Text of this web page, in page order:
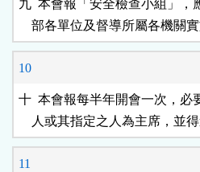
九  本會報「安全檢查小組」，
部各單位及督導所屬各機關
10
十  本會報每半年開會一次，必
11